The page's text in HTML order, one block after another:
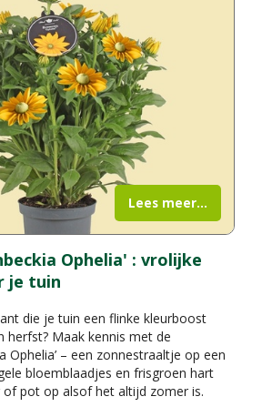
Ophelia' : vrolijke
je tuin
die je tuin een flinke kleurboost
herfst? Maak kennis met de
Ophelia’ – een zonnestraaltje op een
bloemblaadjes en frisgroen hart
pot op alsof het altijd zomer is.
Lees meer...